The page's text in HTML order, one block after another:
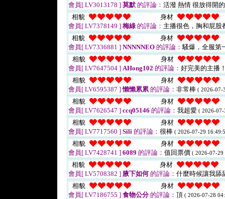
會員[ LV3013178 ] 莫默 的評論： 活潑 熱情 很放得開
相貌
身材
會員[ LV7378149 ] 梅綠 的評論： 主播很色，胸和屁
相貌
身材
會員[ LV7336881 ] NNNNNEO 的評論：騷爆，全服第
相貌
身材
會員[ LV7647504 ] AHong102 的評論： 好完美的主播
相貌
身材
會員[ LV6595387 ]懶懶累累 的評論： 非常棒 ( 2026-07-
相貌
身材
會員[ LV7626547 ] ccq05146 的評論： 我超愛 ( 2026-
相貌
身材
會員[ LV7717560 ] Sili 的評論： 很棒 ( 2026-07-29
相貌
身材
會員[ LV7428741 ] 6089 的評論： 值回票價 ( 2026-07-29
相貌
身材
會員[ LV5708382 ] 腋下如何 的評論： 什麼時候讓我舔
相貌
身材
會員[ LV7186755 ] 食物公分的評論： 頂 ( 2026-07-28